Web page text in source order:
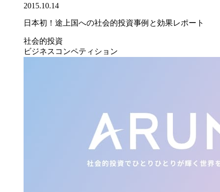
2015.10.14
日本初！途上国への社会的投資事例と効果レポート
社会的投資
ビジネスコンペティション